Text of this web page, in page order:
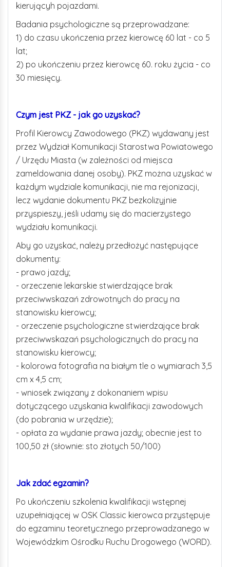
kierującyh pojazdami.
Badania psychologiczne są przeprowadzane:
1) do czasu ukończenia przez kierowcę 60 lat - co 5
lat;
2) po ukończeniu przez kierowcę 60. roku życia - co
30 miesięcy.
Czym jest PKZ - jak go uzyskać?
Profil Kierowcy Zawodowego (PKZ) wydawany jest
przez Wydział Komunikacji Starostwa Powiatowego
/ Urzędu Miasta (w zależności od miejsca
zameldowania danej osoby). PKZ można uzyskać w
każdym wydziale komunikacji, nie ma rejonizacji,
lecz wydanie dokumentu PKZ bezkolizyjnie
przyspieszy, jeśli udamy się do macierzystego
wydziału komunikacji.
Aby go uzyskać, należy przedłożyć następujące
dokumenty:
- prawo jazdy;
- orzeczenie lekarskie stwierdzające brak
przeciwwskazań zdrowotnych do pracy na
stanowisku kierowcy;
- orzeczenie psychologiczne stwierdzające brak
przeciwwskazań psychologicznych do pracy na
stanowisku kierowcy;
- kolorowa fotografia na białym tle o wymiarach 3,5
cm x 4,5 cm;
- wniosek związany z dokonaniem wpisu
dotyczącego uzyskania kwalifikacji zawodowych
(do pobrania w urzędzie);
- opłata za wydanie prawa jazdy; obecnie jest to
100,50 zł (słownie: sto złotych 50/100)
Jak zdać egzamin?
Po ukończeniu szkolenia kwalifikacji wstępnej
uzupełniającej w OSK Classic kierowca przystępuje
do egzaminu teoretycznego przeprowadzanego w
Wojewódzkim Ośrodku Ruchu Drogowego (WORD).